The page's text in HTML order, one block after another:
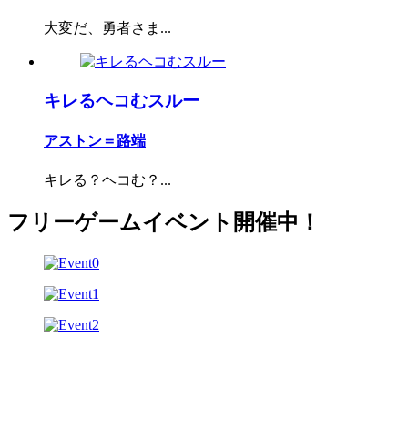
大変だ、勇者さま...
キレるヘコむスルー
アストン＝路端
キレる？ヘコむ？...
フリーゲームイベント開催中！